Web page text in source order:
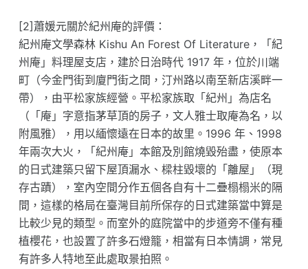
[2]蕭媛元關於紀州庵的評價：
紀州庵文學森林 Kishu An Forest Of Literature，「紀
州庵」料理屋支店，建於日治時代 1917 年，位於川端
町（今金門街到廈門街之間，汀州路以南至新店溪畔一
帶），由平松家族經營。平松家族取「紀州」為店名
（「庵」字意指茅草頂的房子，文人雅士取庵為名，以
附風雅），用以緬懷遠在日本的故里。1996 年、1998
年兩次大火，「紀州庵」本館及別館燒毀殆盡，使原本
的日式建築只留下屋頂漏水、樑柱毀壞的「離屋」（現
存古蹟），室內空間分作五個各自有十二疊榻榻米的隔
間，這樣的格局在臺灣目前所保存的日式建築當中算是
比較少見的類型。而室外的庭院當中的步道旁不僅有種
植櫻花，也設置了許多石燈籠，相當有日本情調，常見
有許多人特地至此處取景拍照。